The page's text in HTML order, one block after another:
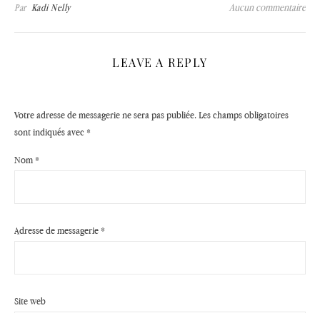
Par Kadi Nelly Aucun commentaire
LEAVE A REPLY
Votre adresse de messagerie ne sera pas publiée.Les champs obligatoires
sont indiqués avec *
Nom *
Adresse de messagerie *
Site web